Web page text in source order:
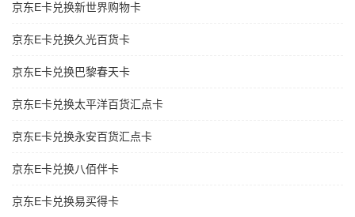
京东E卡兑换新世界购物卡
京东E卡兑换久光百货卡
京东E卡兑换巴黎春天卡
京东E卡兑换太平洋百货汇点卡
京东E卡兑换永安百货汇点卡
京东E卡兑换八佰伴卡
京东E卡兑换易买得卡